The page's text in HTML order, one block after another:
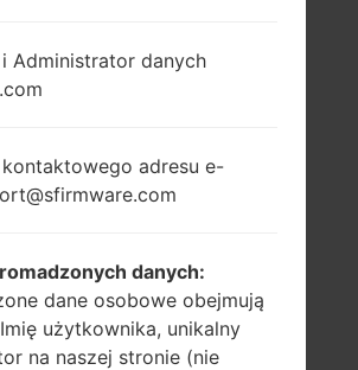
i Administrator danych
kontaktowego adresu e-
danych:
dane osobowe obejmują
użytkownika, unikalny
na naszej stronie (nie